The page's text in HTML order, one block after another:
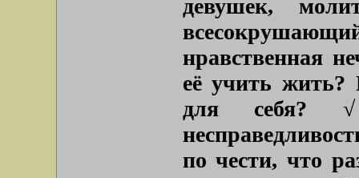
девушек,
нравственная
её учить жить?
для себя? √
по чести, что